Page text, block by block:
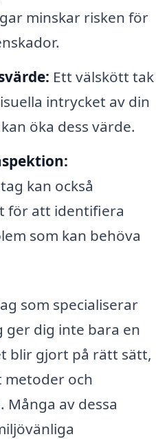
minskar risken för
Ett välskött tak
intrycket av din
öka dess värde.
kan också
för att identifiera
som kan behöva
som specialiserar
dig inte bara en
blir gjort på rätt sätt,
metoder och
av dessa